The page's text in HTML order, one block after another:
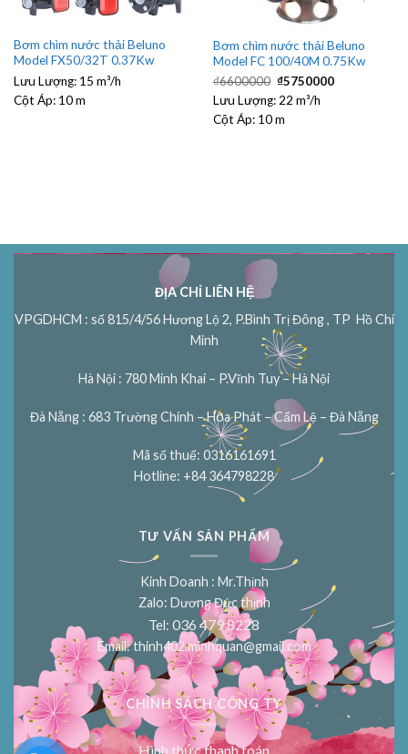
Bơm chìm nước thải Beluno
Model FX50/32T 0.37Kw
Lưu Lượng: 15 m³/h
Cột Áp: 10 m
Bơm chìm nước thải Beluno
Model FC 100/40M 0.75Kw
₫6600000 Giá
gốc
là:
₫5750000Giá
hiện
Lưu Lượng: 22 m³/h
Cột Áp: 10 m
ĐỊA CHỈ LIÊN HỆ
VPGDHCM : số 815/4/56 Hương Lộ 2, P.Bình Trị Đông , TP Hồ Chí
Minh
Hà Nội : 780 Minh Khai – P.Vĩnh Tuy – Hà Nội
Đà Nẵng : 683 Trường Chinh – Hòa Phát – Cẩm Lệ – Đà Nẵng
Mã số thuế: 0316161691
Hotline: +84 364798228
TƯ VẤN SẢN PHẨM
Kinh Doanh : Mr.Thịnh
Zalo: Dương Đức thịnh
Tel: 036 479 8228
Email:thinh402.minhquan@gmail.com
CHÍNH SÁCH CÔNG TY
Hình thức thanh toán